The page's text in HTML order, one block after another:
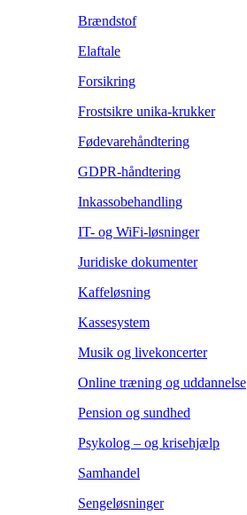
Brændstof
Elaftale
Forsikring
Frostsikre unika-krukker
Fødevarehåndtering
GDPR-håndtering
Inkassobehandling
IT- og WiFi-løsninger
Juridiske dokumenter
Kaffeløsning
Kassesystem
Musik og livekoncerter
Online træning og uddannelse
Pension og sundhed
Psykolog – og krisehjælp
Samhandel
Sengeløsninger